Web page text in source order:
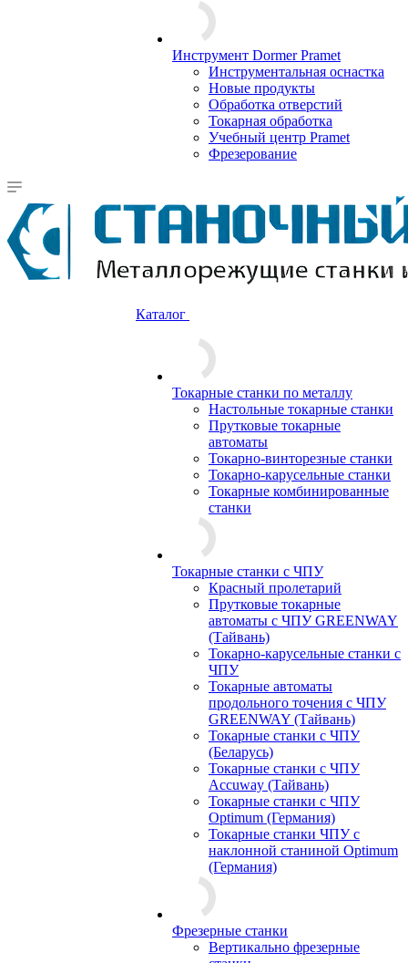
Инструмент Dormer Pramet
Инструментальная оснастка
Новые продукты
Обработка отверстий
Токарная обработка
Учебный центр Pramet
Фрезерование
Каталог
Токарные станки по металлу
Настольные токарные станки
Прутковые токарные
автоматы
Токарно-винторезные станки
Токарно-карусельные станки
Токарные комбинированные
станки
Токарные станки с ЧПУ
Красный пролетарий
Прутковые токарные
автоматы с ЧПУ GREENWAY
(Тайвань)
Токарно-карусельные станки с
ЧПУ
Токарные автоматы
продольного точения с ЧПУ
GREENWAY (Тайвань)
Токарные станки с ЧПУ
(Беларусь)
Токарные станки с ЧПУ
Accuway (Тайвань)
Токарные станки с ЧПУ
Optimum (Германия)
Токарные станки ЧПУ с
наклонной станиной Optimum
(Германия)
Фрезерные станки
Вертикально фрезерные